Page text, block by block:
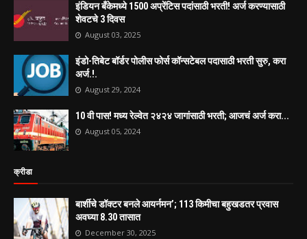
इंडियन बँकेमध्ये 1500 अप्रेंटिस पदांसाठी भरती! अर्ज करण्यासाठी
शेवटचे 3 दिवस
August 03, 2025
इंडो-तिबेट बॉर्डर पोलीस फोर्स कॉन्सटेबल पदासाठी भरती सुरु, करा
अर्ज.!.
August 29, 2024
10 वी पास! मध्य रेल्वेत २४२४ जागांसाठी भरती; आजचं अर्ज करा...
August 05, 2024
क्रीडा
बार्शीचे डॉक्टर बनले आयर्नमन’; 113 किमीचा बहुखडतर प्रवास
अवघ्या 8.30 तासात
December 30, 2025